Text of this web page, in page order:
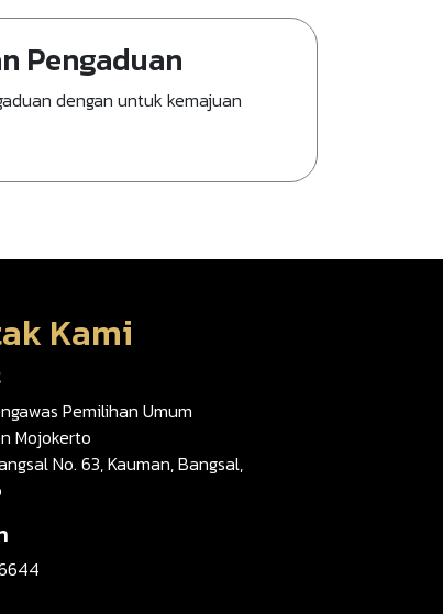
Pengaduan
dengan untuk kemajuan
Kami
Pemilihan Umum
Mojokerto
No. 63, Kauman, Bangsal,